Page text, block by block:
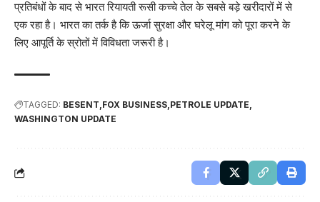
प्रतिबंधों के बाद से भारत रियायती रूसी कच्चे तेल के सबसे बड़े खरीदारों में से
एक रहा है। भारत का तर्क है कि ऊर्जा सुरक्षा और घरेलू मांग को पूरा करने के
लिए आपूर्ति के स्रोतों में विविधता जरूरी है।
TAGGED: BESENT FOX BUSINESS PETROLE UPDATE
WASHINGTON UPDATE